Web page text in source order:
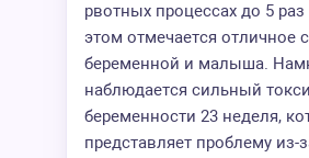
рвотных процессах до 5 раз
этом отмечается отличное
беременной и малыша.
наблюдается сильный
беременности 23 неделя,
представляет проблему из-